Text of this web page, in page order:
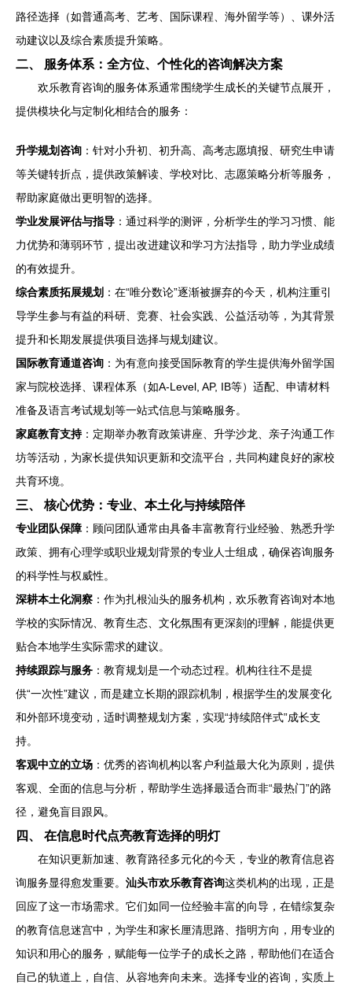
路径选择（如普通高考、艺考、国际课程、海外留学等）、课外活
动建议以及综合素质提升策略。
二、 服务体系：全方位、个性化的咨询解决方案
欢乐教育咨询的服务体系通常围绕学生成长的关键节点展开，
提供模块化与定制化相结合的服务：
升学规划咨询 ：针对小升初、初升高、高考志愿填报、研究生申请
等关键转折点，提供政策解读、学校对比、志愿策略分析等服务，
帮助家庭做出更明智的选择。
学业发展评估与指导 ：通过科学的测评，分析学生的学习习惯、能
力优势和薄弱环节，提出改进建议和学习方法指导，助力学业成绩
的有效提升。
综合素质拓展规划 ：在“唯分数论”逐渐被摒弃的今天，机构注重引
导学生参与有益的科研、竞赛、社会实践、公益活动等，为其背景
提升和长期发展提供项目选择与规划建议。
国际教育通道咨询 ：为有意向接受国际教育的学生提供海外留学国
家与院校选择、课程体系（如A-Level, AP, IB等）适配、申请材料
准备及语言考试规划等一站式信息与策略服务。
家庭教育支持：定期举办教育政策讲座、升学沙龙、亲子沟通工作
坊等活动，为家长提供知识更新和交流平台，共同构建良好的家校
共育环境。
三、 核心优势：专业、本土化与持续陪伴
专业团队保障 ：顾问团队通常由具备丰富教育行业经验、熟悉升学
政策、拥有心理学或职业规划背景的专业人士组成，确保咨询服务
的科学性与权威性。
深耕本土化洞察 ：作为扎根汕头的服务机构，欢乐教育咨询对本地
学校的实际情况、教育生态、文化氛围有更深刻的理解，能提供更
贴合本地学生实际需求的建议。
持续跟踪与服务 ：教育规划是一个动态过程。机构往往不是提
供“一次性”建议，而是建立长期的跟踪机制，根据学生的发展变化
和外部环境变动，适时调整规划方案，实现“持续陪伴式”成长支
持。
客观中立的立场 ：优秀的咨询机构以客户利益最大化为原则，提供
客观、全面的信息与分析，帮助学生选择最适合而非“最热门”的路
径，避免盲目跟风。
四、 在信息时代点亮教育选择的明灯
在知识更新加速、教育路径多元化的今天，专业的教育信息咨
询服务显得愈发重要。 汕头市欢乐教育咨询这类机构的出现，正是
回应了这一市场需求。它们如同一位经验丰富的向导，在错综复杂
的教育信息迷宫中，为学生和家长厘清思路、指明方向，用专业的
知识和用心的服务，赋能每一位学子的成长之路，帮助他们在适合
自己的轨道上，自信、从容地奔向未来。选择专业的咨询，实质上